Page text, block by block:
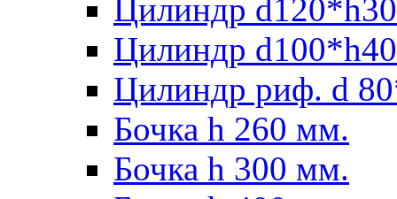
Цилиндр
Цилиндр
Цилиндр риф. d
Бочка h 260 мм.
Бочка h 300 мм.